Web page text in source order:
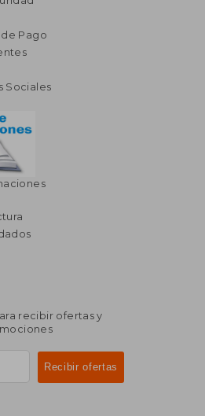
de Pago
Sociales
recibir ofertas y